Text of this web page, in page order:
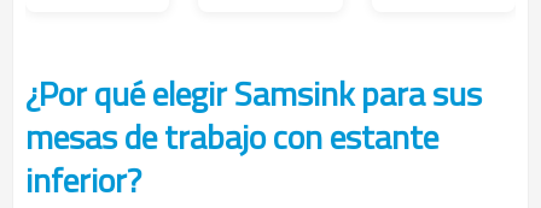
¿Por qué elegir Samsink para sus
mesas de trabajo con estante
inferior?